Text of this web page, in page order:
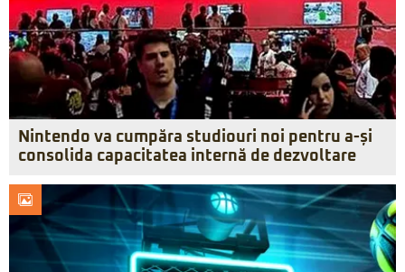
Nintendo va cumpăra studiouri noi pentru a-și
consolida capacitatea internă de dezvoltare